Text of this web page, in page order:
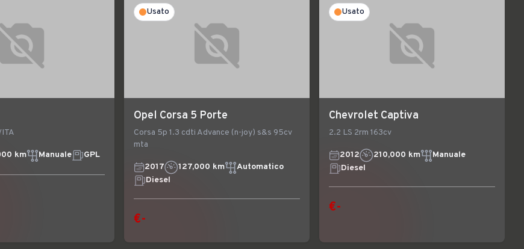
km Manuale GPL
Usato
Opel Corsa 5 Porte
Corsa 5p 1.3 cdti Advance (n-joy) s&s 95cv
mta
2017 127,000 km
Automatico
Diesel
€-
Usato
Chevrolet Captiva
2.2 LS 2rm 163cv
2012 210,000 km
Manuale
Diesel
€-